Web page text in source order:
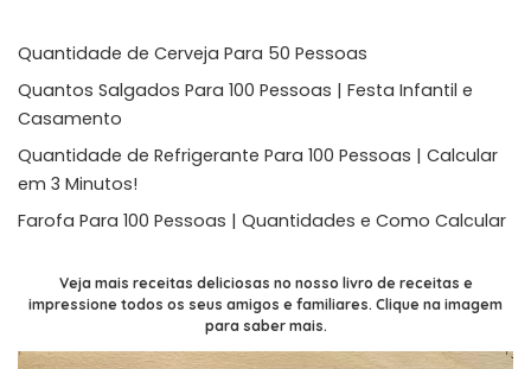
Quantidade de Cerveja Para 50 Pessoas
Quantos Salgados Para 100 Pessoas | Festa Infantil e
Casamento
Quantidade de Refrigerante Para 100 Pessoas | Calcular
em 3 Minutos!
Farofa Para 100 Pessoas | Quantidades e Como Calcular
Veja mais receitas deliciosas no nosso livro de receitas e
impressione todos os seus amigos e familiares. Clique na imagem
para saber mais.